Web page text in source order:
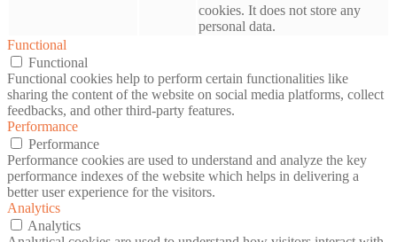
cookies. It does not store any
personal data.
Functional
Functional
Functional cookies help to perform certain functionalities like
sharing the content of the website on social media platforms, collect
feedbacks, and other third-party features.
Performance
Performance
Performance cookies are used to understand and analyze the key
performance indexes of the website which helps in delivering a
better user experience for the visitors.
Analytics
Analytics